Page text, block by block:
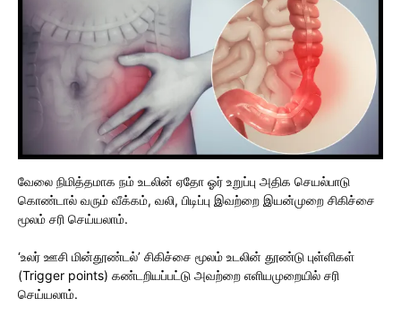
வேலை நிமித்தமாக நம் உடலின் ஏதோ ஓர் உறுப்பு அதிக செயல்பாடு
கொண்டால் வரும் வீக்கம், வலி, பிடிப்பு இவற்றை இயன்முறை சிகிச்சை
மூலம் சரி செய்யலாம்.
‘உலர் ஊசி மின்தூண்டல்’ சிகிச்சை மூலம் உடலின் தூண்டு புள்ளிகள்
(Trigger points) கண்டறியப்பட்டு அவற்றை எளியமுறையில் சரி
செய்யலாம்.